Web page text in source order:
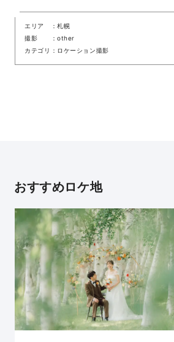
エリア
札幌
撮影
other
カテゴリ
ロケーション撮影
おすすめロケ地